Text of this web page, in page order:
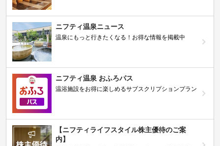
ニフティ温泉ニュース
温泉にもっと行きたくなる！お得な情報を掲載中
ニフティ温泉 おふろパス
温浴施設をお得に楽しめるサブスクリプションプラン
【ニフティライフスタイル株主優待のご案
内】